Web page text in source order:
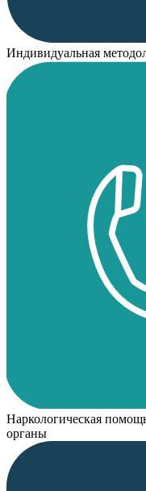
Индивидуальная
Наркологическая
органы